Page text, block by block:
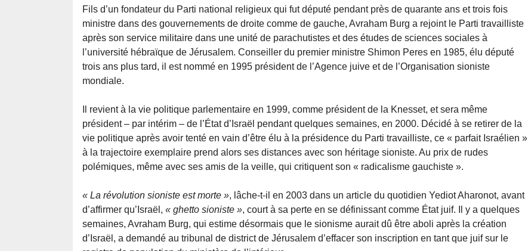
Fils d’un fondateur du Parti national religieux qui fut député pendant près de quarante ans et trois fois
ministre dans des gouvernements de droite comme de gauche, Avraham Burg a rejoint le Parti travailliste
après son service militaire dans une unité de parachutistes et des études de sciences sociales à
l’université hébraïque de Jérusalem. Conseiller du premier ministre Shimon Peres en 1985, élu député
trois ans plus tard, il est nommé en 1995 président de l’Agence juive et de l’Organisation sioniste
mondiale.
Il revient à la vie politique parlementaire en 1999, comme président de la Knesset, et sera même
président – par intérim – de l’État d’Israël pendant quelques semaines, en 2000. Décidé à se retirer de la
vie politique après avoir tenté en vain d’être élu à la présidence du Parti travailliste, ce « parfait Israélien »
à la trajectoire exemplaire prend alors ses distances avec son héritage sioniste. Au prix de rudes
polémiques, même avec ses amis de la veille, qui critiquent son « radicalisme gauchiste ».
« La révolution sioniste est morte », lâche-t-il en 2003 dans un article du quotidien Yediot Aharonot, avant
d’affirmer qu’Israël, « ghetto sioniste », court à sa perte en se définissant comme État juif. Il y a quelques
semaines, Avraham Burg, qui estime désormais que le sionisme aurait dû être aboli après la création
d’Israël, a demandé au tribunal de district de Jérusalem d’effacer son inscription en tant que juif sur le